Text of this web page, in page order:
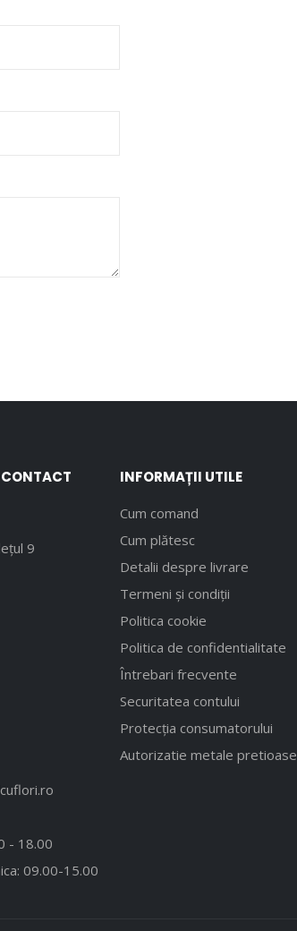
9
- 18.00
09.00-15.00
INFORMAȚII UTILE
Cum comand
Cum plătesc
Detalii despre livrare
Termeni și condiții
Politica cookie
Politica de confidentialitate
Întrebari frecvente
Securitatea contului
Protecția consumatorului
Autorizatie metale pretioase